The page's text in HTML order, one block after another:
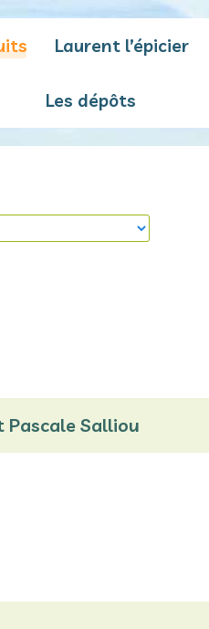
Laurent l’épicier
Les dépôts
Pascale Salliou